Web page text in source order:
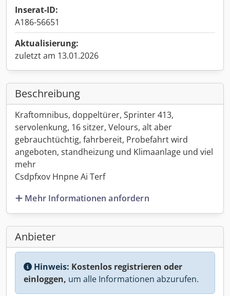
Inserat-ID:
A186-56651
Aktualisierung:
zuletzt am 13.01.2026
Beschreibung
Kraftomnibus, doppeltürer, Sprinter 413,
servolenkung, 16 sitzer, Velours, alt aber
gebrauchtüchtig, fahrbereit, Probefahrt wird
angeboten, standheizung und Klimaanlage und viel
mehr
Csdpfxov Hnpne Ai Terf
Mehr Informationen anfordern
Anbieter
Hinweis: Kostenlos registrieren oder
einloggen, um alle Informationen abzurufen.